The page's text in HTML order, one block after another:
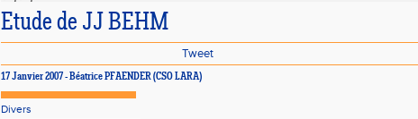
Etude de JJ BEHM
Tweet
17 Janvier 2007 - Béatrice PFAENDER (CSO LARA)
Divers